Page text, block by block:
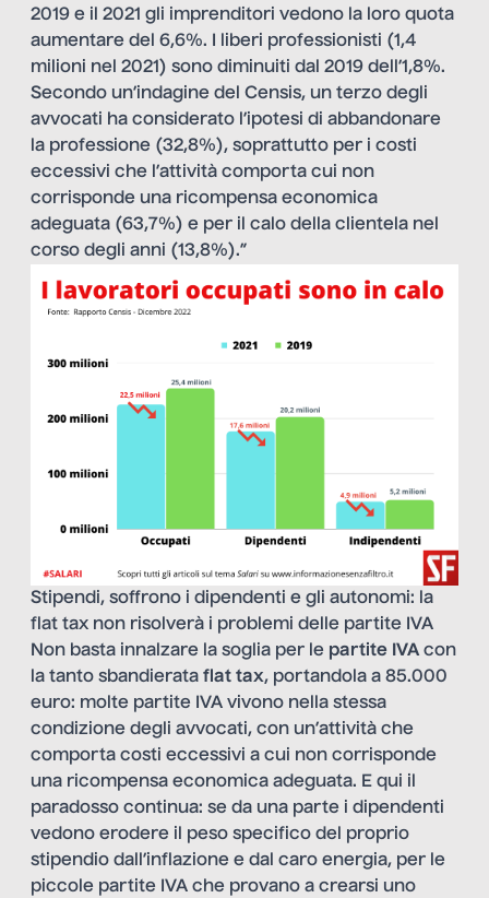
2019 e il 2021 gli imprenditori vedono la loro quota
aumentare del 6,6%. I liberi professionisti (1,4
milioni nel 2021) sono diminuiti dal 2019 dell’1,8%.
Secondo un’indagine del Censis, un terzo degli
avvocati ha considerato l’ipotesi di abbandonare
la professione (32,8%), soprattutto per i costi
eccessivi che l’attività comporta cui non
corrisponde una ricompensa economica
adeguata (63,7%) e per il calo della clientela nel
corso degli anni (13,8%).”
Stipendi, soffrono i dipendenti e gli autonomi: la
flat tax non risolverà i problemi delle partite IVA
Non basta innalzare la soglia per le partite IVA con
la tanto sbandierata flat tax, portandola a 85.000
euro: molte partite IVA vivono nella stessa
condizione degli avvocati, con un’attività che
comporta costi eccessivi a cui non corrisponde
una ricompensa economica adeguata. E qui il
paradosso continua: se da una parte i dipendenti
vedono erodere il peso specifico del proprio
stipendio dall’inflazione e dal caro energia, per le
piccole partite IVA che provano a crearsi uno